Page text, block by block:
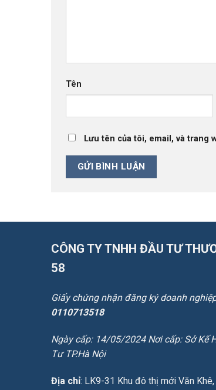
Tên
Lưu tên của tôi, email, và trang
CÔNG TY TNHH ĐẦU TƯ
58
Giấy chứng nhận đăng ký doanh
0110713518
Ngày cấp: 14/05/2024 Nơi cấp: Sở Kế
Tư TP.Hà Nội
Địa chỉ: LK9-31 Khu đô thị mới Văn